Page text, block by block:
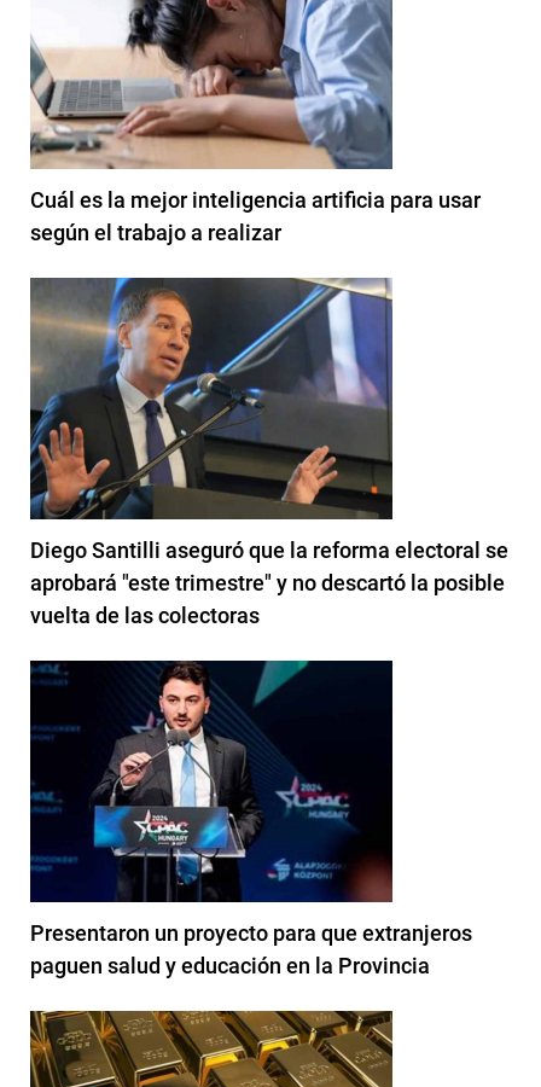
Cuál es la mejor inteligencia artificia para usar
según el trabajo a realizar
Diego Santilli aseguró que la reforma electoral se
aprobará "este trimestre" y no descartó la posible
vuelta de las colectoras
Presentaron un proyecto para que extranjeros
paguen salud y educación en la Provincia